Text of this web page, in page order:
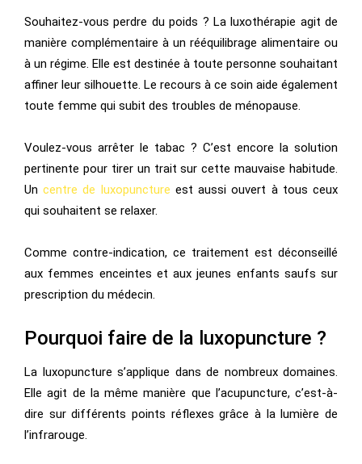
Souhaitez-vous perdre du poids ? La luxothérapie agit de
manière complémentaire à un rééquilibrage alimentaire ou
à un régime. Elle est destinée à toute personne souhaitant
affiner leur silhouette. Le recours à ce soin aide également
toute femme qui subit des troubles de ménopause.
Voulez-vous arrêter le tabac ? C’est encore la solution
pertinente pour tirer un trait sur cette mauvaise habitude.
Uncentre de luxopuncture est aussi ouvert à tous ceux
qui souhaitent se relaxer.
Comme contre-indication, ce traitement est déconseillé
aux femmes enceintes et aux jeunes enfants saufs sur
prescription du médecin.
Pourquoi faire de la luxopuncture ?
La luxopuncture s’applique dans de nombreux domaines.
Elle agit de la même manière que l’acupuncture, c’est-à-
dire sur différents points réflexes grâce à la lumière de
l’infrarouge.